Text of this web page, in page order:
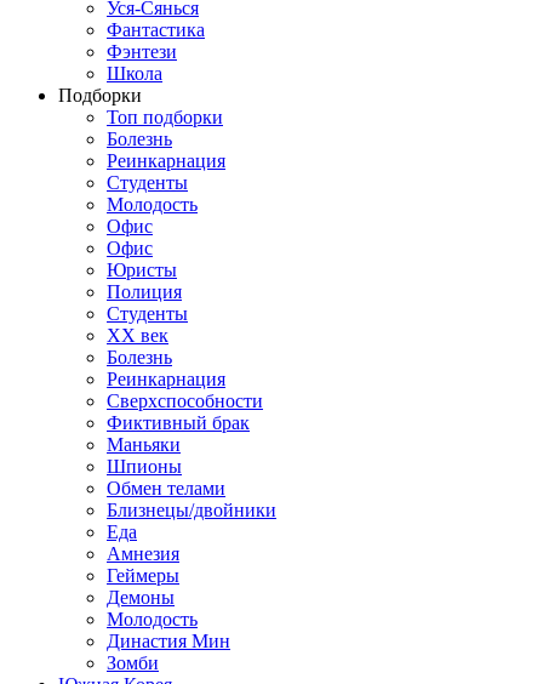
Уся-Сянься
Фантастика
Фэнтези
Школа
Подборки
Топ подборки
Болезнь
Реинкарнация
Студенты
Молодость
Офис
Офис
Юристы
Полиция
Студенты
ХХ век
Болезнь
Реинкарнация
Сверхспособности
Фиктивный брак
Маньяки
Шпионы
Обмен телами
Близнецы/двойники
Еда
Амнезия
Геймеры
Демоны
Молодость
Династия Мин
Зомби